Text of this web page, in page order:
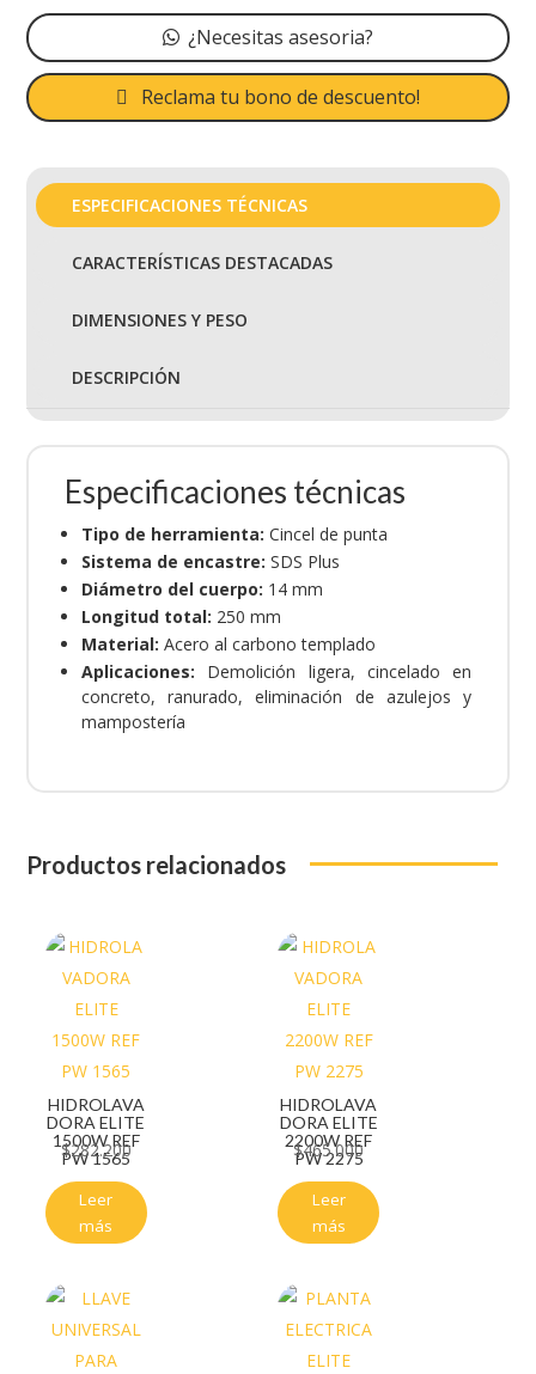
¿Necesitas asesoria?
Reclama tu bono de descuento!
ESPECIFICACIONES TÉCNICAS
CARACTERÍSTICAS DESTACADAS
DIMENSIONES Y PESO
DESCRIPCIÓN
Especificaciones técnicas
Tipo de herramienta: Cincel de punta
Sistema de encastre: SDS Plus
Diámetro del cuerpo: 14 mm
Longitud total: 250 mm
Material: Acero al carbono templado
Aplicaciones: Demolición ligera, cincelado en
concreto, ranurado, eliminación de azulejos y
mampostería
Productos relacionados
HIDROLAVA
DORA ELITE
1500W REF
PW 1565
$282.200
Leer
más
HIDROLAVA
DORA ELITE
2200W REF
PW 2275
$465.000
Leer
más